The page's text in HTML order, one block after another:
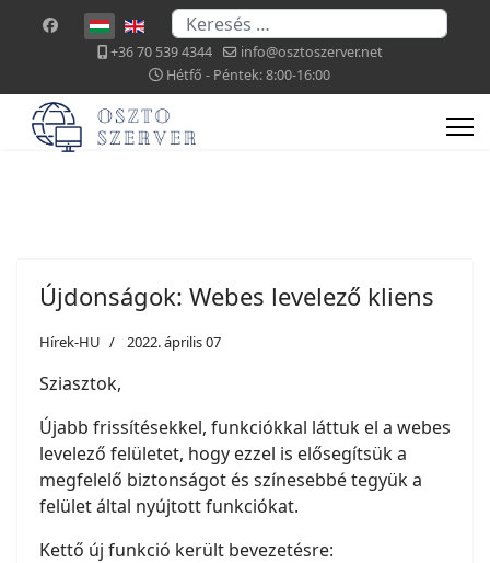
Válasszon nyelvet
Keresés...
+36 70 539 4344
info@osztoszerver.net
Hétfő - Péntek: 8:00-16:00
Újdonságok: Webes levelező kliens
Hírek-HU 2022. április 07
Sziasztok,
Újabb frissítésekkel, funkciókkal láttuk el a webes
levelező felületet, hogy ezzel is elősegítsük a
megfelelő biztonságot és színesebbé tegyük a
felület által nyújtott funkciókat.
Kettő új funkció került bevezetésre: